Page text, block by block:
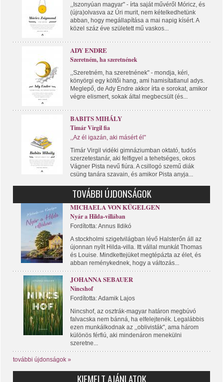
,,Iszonyúan magyar" - írta saját művéről Móricz, és
(újra)olvasva az Úri murit, nem kételkedhetünk
abban, hogy megállapítása a mai napig kísért. A
közel száz éve született mű vaskos...
ADY ENDRE
Szeretném, ha szeretnének
,,Szeretném, ha szeretnének" - mondja, kéri,
könyörgi egy költői hang, ami hamisítatlanul adys.
Meglepő, de Ady Endre akkor írta e sorokat, amikor
végre elismert, sokak által megbecsült (és...
BABITS MIHÁLY
Timár Virgil fia
,,Az él igazán, aki másért él"
Timár Virgil vidéki gimnáziumban oktató, tudós
szerzetestanár, aki felfigyel a tehetséges, okos
Vágner Pista nevű fiúra. A csillogó szemű diák
csüng tanára szavain, és amikor Pista anyja...
TOVÁBBI ÚJDONSÁGOK
MICHAELA VON KÜGELGEN
Nyár a Hilda-villában
Fordította: Annus Ildikó
A stockholmi szigetvilágban lévő Halsterőn áll az
újonnan nyílt Hilda-villa. Itt vállal munkát Thomas
és Louise. Mindkettejüket megtépázta az élet, és
abban reménykednek, hogy a változás...
JOHANNA SEBAUER
Nincshof
Fordította: Adamik Lajos
Nincshof, az osztrák-magyar határon megbúvó
falvacska nem bánná, ha elfelejtenék. Legalábbis
ezen munkálkodnak az ,,oblivisták", ama három
különös férfiú, aki mindenáron menekülni
szeretne...
további újdonságok »
KIEMELT AJÁNLATOK